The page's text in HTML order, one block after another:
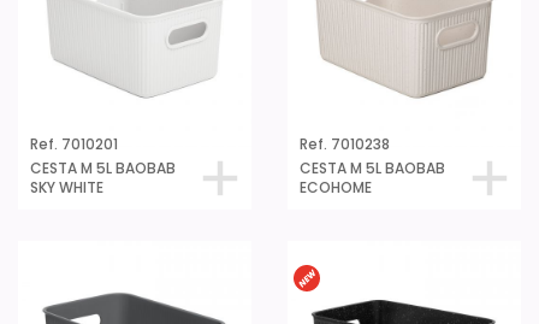
Ref. 7010201
CESTA M 5L BAOBAB
SKY WHITE
Ref. 7010238
CESTA M 5L BAOBAB
ECOHOME